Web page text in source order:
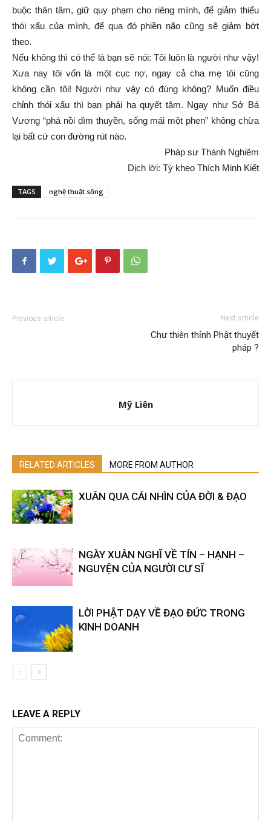
buộc thân tâm, giữ quy phạm cho riêng mình, để giảm thiểu
thói xấu của mình, để qua đó phiền não cũng sẽ giảm bớt
theo.
Nếu không thì có thể là bạn sẽ nói: Tôi luôn là người như vậy!
Xưa nay tôi vốn là một cục nợ, ngay cả cha mẹ tôi cũng
không cần tôi! Người như vậy có đúng không? Muốn điều
chỉnh thói xấu thì bạn phải hạ quyết tâm. Ngay như Sở Bá
Vương “phá nồi dìm thuyền, sống mái một phen” không chừa
lại bất cứ con đường rút nào.
Pháp sư Thánh Nghiêm
Dịch lời: Tỳ kheo Thích Minh Kiết
TAGS nghệ thuật sống
Previous article Next article
Chư thiên thỉnh Phật thuyết
pháp ?
Mỹ Liên
RELATED ARTICLES MORE FROM AUTHOR
XUÂN QUA CÁI NHÌN CỦA ĐỜI & ĐẠO
NGÀY XUÂN NGHĨ VỀ TÍN – HẠNH –
NGUYỆN CỦA NGƯỜI CƯ SĨ
LỜI PHẬT DẠY VỀ ĐẠO ĐỨC TRONG
KINH DOANH
LEAVE A REPLY